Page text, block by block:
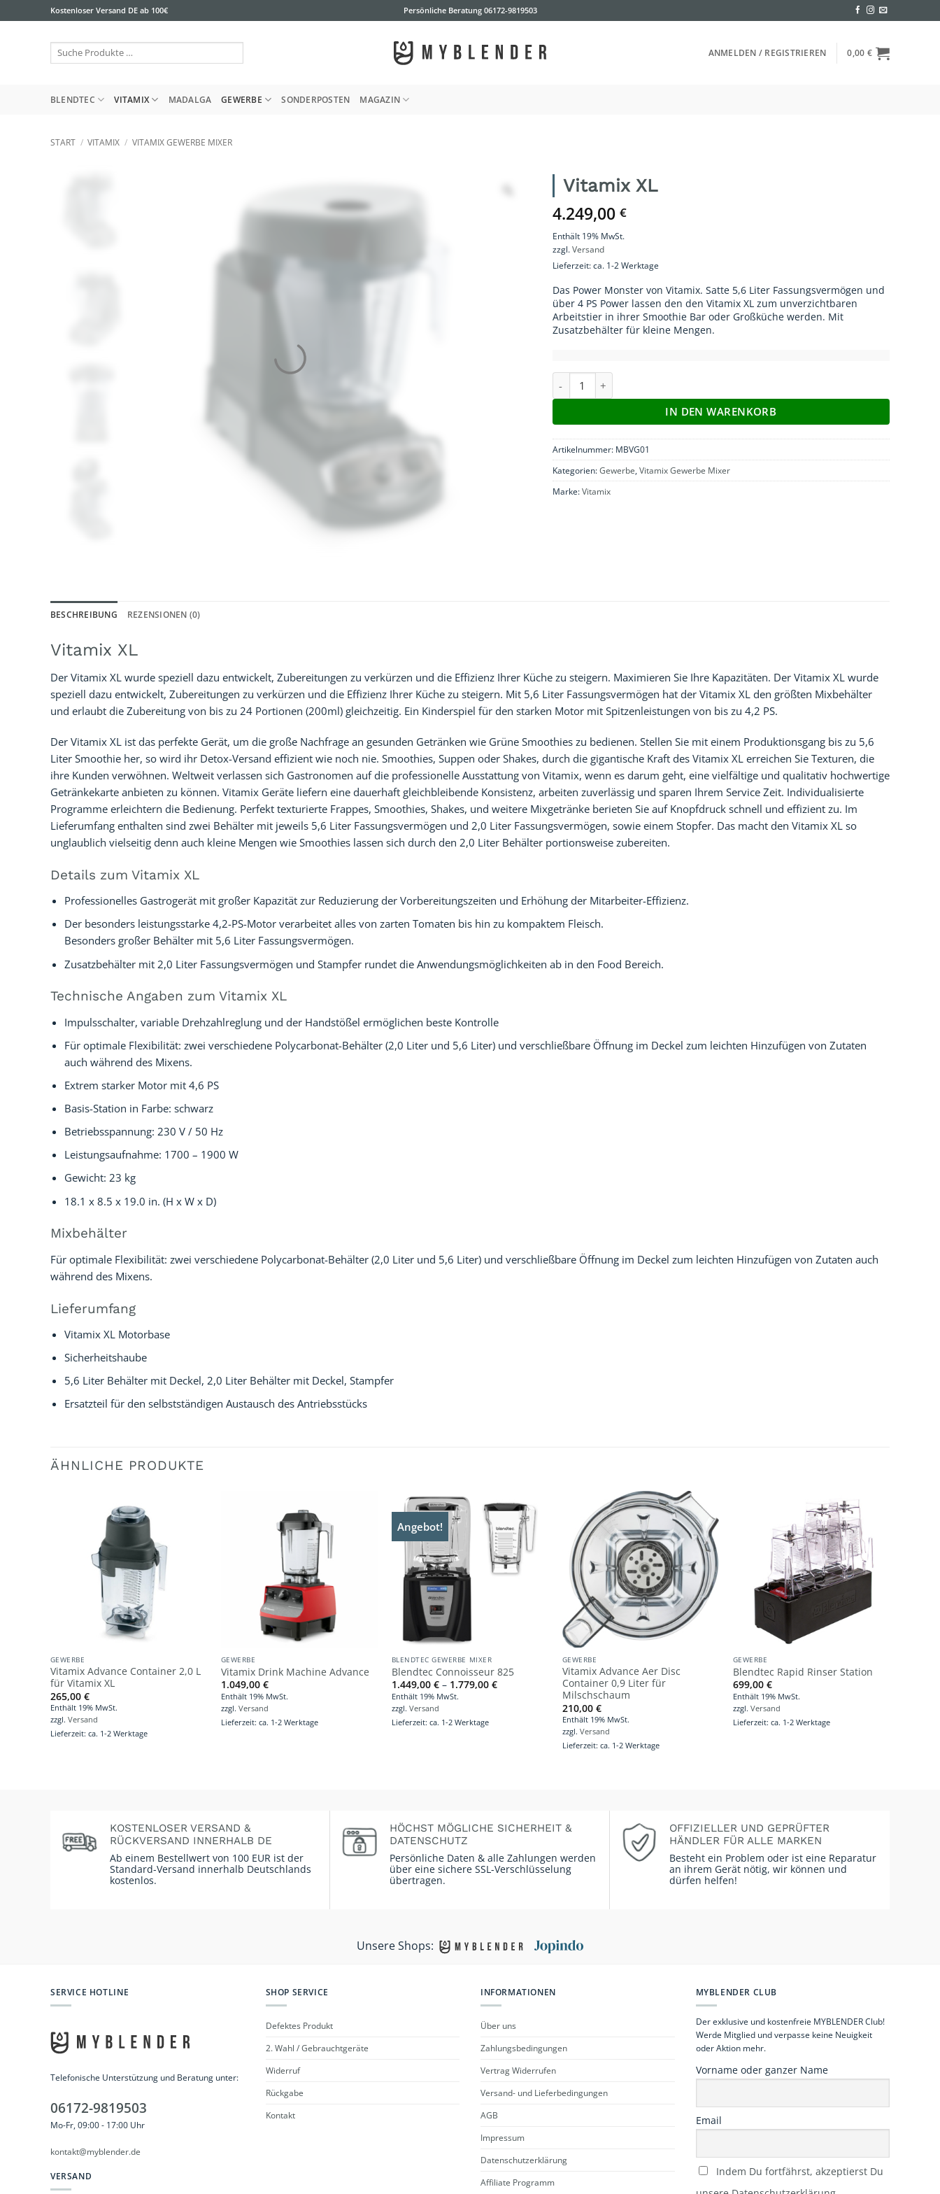
Inhalt
Kostenloser Versand DE ab 100€ Persönliche Beratung06172-9819503
Suche
ANMELDEN / REGISTRIEREN 0,00 €
BLENDTEC VITAMIX MADALGA GEWERBE SONDERPOSTEN MAGAZIN
START / VITAMIX / VITAMIX GEWERBE MIXER
Vitamix XL
4.249,00 €
Enthält 19% MwSt.
zzgl.Versand
Lieferzeit: ca. 1-2 Werktage
Das Power Monster von Vitamix. Satte 5,6 Liter Fassungsvermögen und
über 4 PS Power lassen den den Vitamix XL zum unverzichtbaren
Arbeitstier in ihrer Smoothie Bar oder Großküche werden. Mit
Zusatzbehälter für kleine Mengen.
Vitamix XL Menge
IN DEN WARENKORB
Artikelnummer: MBVG01
Kategorien:Gewerbe,Vitamix Gewerbe Mixer
Marke:Vitamix
BESCHREIBUNG REZENSIONEN (0)
Vitamix XL
Der Vitamix XL wurde speziell dazu entwickelt, Zubereitungen zu verkürzen und die Effizienz Ihrer Küche zu steigern. Maximieren Sie Ihre Kapazitäten. Der Vitamix XL wurde
speziell dazu entwickelt, Zubereitungen zu verkürzen und die Effizienz Ihrer Küche zu steigern. Mit 5,6 Liter Fassungsvermögen hat der Vitamix XL den größten Mixbehälter
und erlaubt die Zubereitung von bis zu 24 Portionen (200ml) gleichzeitig. Ein Kinderspiel für den starken Motor mit Spitzenleistungen von bis zu 4,2 PS.
Der Vitamix XL ist das perfekte Gerät, um die große Nachfrage an gesunden Getränken wie Grüne Smoothies zu bedienen. Stellen Sie mit einem Produktionsgang bis zu 5,6
Liter Smoothie her, so wird ihr Detox-Versand effizient wie noch nie. Smoothies, Suppen oder Shakes, durch die gigantische Kraft des Vitamix XL erreichen Sie Texturen, die
ihre Kunden verwöhnen. Weltweit verlassen sich Gastronomen auf die professionelle Ausstattung von Vitamix, wenn es darum geht, eine vielfältige und qualitativ hochwertige
Getränkekarte anbieten zu können. Vitamix Geräte liefern eine dauerhaft gleichbleibende Konsistenz, arbeiten zuverlässig und sparen Ihrem Service Zeit. Individualisierte
Programme erleichtern die Bedienung. Perfekt texturierte Frappes, Smoothies, Shakes, und weitere Mixgetränke berieten Sie auf Knopfdruck schnell und effizient zu. Im
Lieferumfang enthalten sind zwei Behälter mit jeweils 5,6 Liter Fassungsvermögen und 2,0 Liter Fassungsvermögen, sowie einem Stopfer. Das macht den Vitamix XL so
unglaublich vielseitig denn auch kleine Mengen wie Smoothies lassen sich durch den 2,0 Liter Behälter portionsweise zubereiten.
Details zum Vitamix XL
Professionelles Gastrogerät mit großer Kapazität zur Reduzierung der Vorbereitungszeiten und Erhöhung der Mitarbeiter-Effizienz.
Der besonders leistungsstarke 4,2-PS-Motor verarbeitet alles von zarten Tomaten bis hin zu kompaktem Fleisch.
Besonders großer Behälter mit 5,6 Liter Fassungsvermögen.
Zusatzbehälter mit 2,0 Liter Fassungsvermögen und Stampfer rundet die Anwendungsmöglichkeiten ab in den Food Bereich.
Technische Angaben zum Vitamix XL
Impulsschalter, variable Drehzahlreglung und der Handstößel ermöglichen beste Kontrolle
Für optimale Flexibilität: zwei verschiedene Polycarbonat-Behälter (2,0 Liter und 5,6 Liter) und verschließbare Öffnung im Deckel zum leichten Hinzufügen von Zutaten
auch während des Mixens.
Extrem starker Motor mit 4,6 PS
Basis-Station in Farbe: schwarz
Betriebsspannung: 230 V / 50 Hz
Leistungsaufnahme: 1700 – 1900 W
Gewicht: 23 kg
18.1 x 8.5 x 19.0 in. (H x W x D)
Mixbehälter
Für optimale Flexibilität: zwei verschiedene Polycarbonat-Behälter (2,0 Liter und 5,6 Liter) und verschließbare Öffnung im Deckel zum leichten Hinzufügen von Zutaten auch
während des Mixens.
Lieferumfang
Vitamix XL Motorbase
Sicherheitshaube
5,6 Liter Behälter mit Deckel, 2,0 Liter Behälter mit Deckel, Stampfer
Ersatzteil für den selbstständigen Austausch des Antriebsstücks
ÄHNLICHE PRODUKTE
GEWERBE
Vitamix Advance Container 2,0 L
für Vitamix XL
265,00 €
Enthält 19% MwSt.
zzgl. Versand
Lieferzeit: ca. 1-2 Werktage
GEWERBE
Vitamix Drink Machine Advance
1.049,00 €
Enthält 19% MwSt.
zzgl. Versand
Lieferzeit: ca. 1-2 Werktage
Angebot!
BLENDTEC GEWERBE MIXER
Blendtec Connoisseur 825
1.449,00 € – 1.779,00 €Preisspanne:
Enthält 19% MwSt.
zzgl. Versand
Lieferzeit: ca. 1-2 Werktage
GEWERBE
Vitamix Advance Aer Disc
Container 0,9 Liter für
Milschschaum
210,00 €
Enthält 19% MwSt.
zzgl. Versand
Lieferzeit: ca. 1-2 Werktage
GEWERBE
Blendtec Rapid Rinser Station
699,00 €
Enthält 19% MwSt.
zzgl. Versand
Lieferzeit: ca. 1-2 Werktage
KOSTENLOSER VERSAND &
RÜCKVERSAND INNERHALB DE
Ab einem Bestellwert von 100 EUR ist der
Standard-Versand innerhalb Deutschlands
kostenlos.
HÖCHST MÖGLICHE SICHERHEIT &
DATENSCHUTZ
Persönliche Daten & alle Zahlungen werden
über eine sichere SSL-Verschlüsselung
übertragen.
OFFIZIELLER UND GEPRÜFTER
HÄNDLER FÜR ALLE MARKEN
Besteht ein Problem oder ist eine Reparatur
an ihrem Gerät nötig, wir können und
dürfen helfen!
Unsere Shops:
SERVICE HOTLINE
Telefonische Unterstützung und Beratung unter:
06172-9819503
Mo-Fr, 09:00 - 17:00 Uhr
kontakt@myblender.de
VERSAND
SHOP SERVICE
Defektes Produkt
2. Wahl / Gebrauchtgeräte
Widerruf
Rückgabe
Kontakt
INFORMATIONEN
Über uns
Zahlungsbedingungen
Vertrag Widerrufen
Versand- und Lieferbedingungen
AGB
Impressum
Datenschutzerklärung
Affiliate Programm
MYBLENDER CLUB
Der exklusive und kostenfreie MYBLENDER Club!
Werde Mitglied und verpasse keine Neuigkeit
oder Aktion mehr.
Vorname oder ganzer Name
Email
Indem Du fortfährst, akzeptierst Du